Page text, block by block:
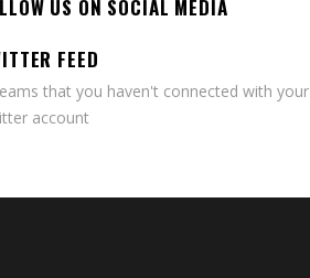
US ON SOCIAL MEDIA
FEED
that you haven't connected with your
account